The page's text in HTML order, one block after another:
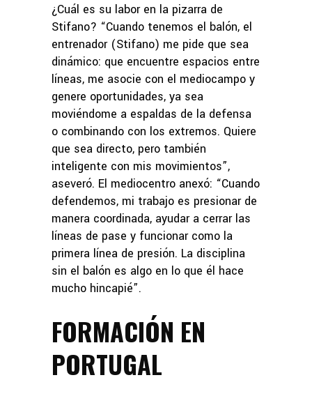
¿Cuál es su labor en la pizarra de
Stifano? “Cuando tenemos el balón, el
entrenador (Stifano) me pide que sea
dinámico: que encuentre espacios entre
líneas, me asocie con el mediocampo y
genere oportunidades, ya sea
moviéndome a espaldas de la defensa
o combinando con los extremos. Quiere
que sea directo, pero también
inteligente con mis movimientos”,
aseveró. El mediocentro anexó: “Cuando
defendemos, mi trabajo es presionar de
manera coordinada, ayudar a cerrar las
líneas de pase y funcionar como la
primera línea de presión. La disciplina
sin el balón es algo en lo que él hace
mucho hincapié”.
FORMACIÓN EN
PORTUGAL